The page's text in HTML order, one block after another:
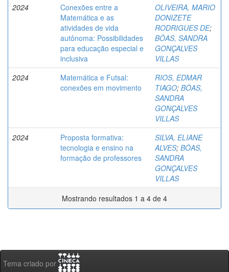
2024
Conexões entre a
Matemática e as
atividades de vida
autônoma: Possibilidades
para educação especial e
inclusiva
OLIVEIRA, MARIO
DONIZETE
RODRIGUES DE;
BÔAS, SANDRA
GONÇALVES
VILLAS
2024
Matemática e Futsal:
conexões em movimento
RIOS, EDMAR
TIAGO; BÔAS,
SANDRA
GONÇALVES
VILLAS
2024
Proposta formativa:
tecnologia e ensino na
formação de professores
SILVA, ELIANE
ALVES; BÔAS,
SANDRA
GONÇALVES
VILLAS
Mostrando resultados 1 a 4 de 4
Tema criado por